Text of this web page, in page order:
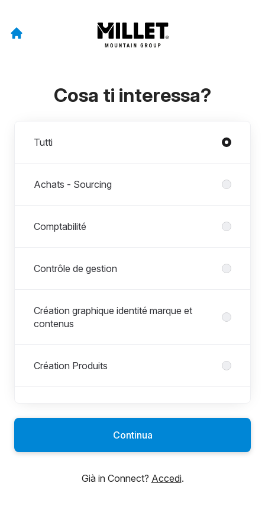
Cosa ti interessa?
Tutti
Achats - Sourcing
Comptabilité
Contrôle de gestion
Création graphique identité marque et
contenus
Création Produits
Développement Produits
Continua
Già in Connect? Accedi.